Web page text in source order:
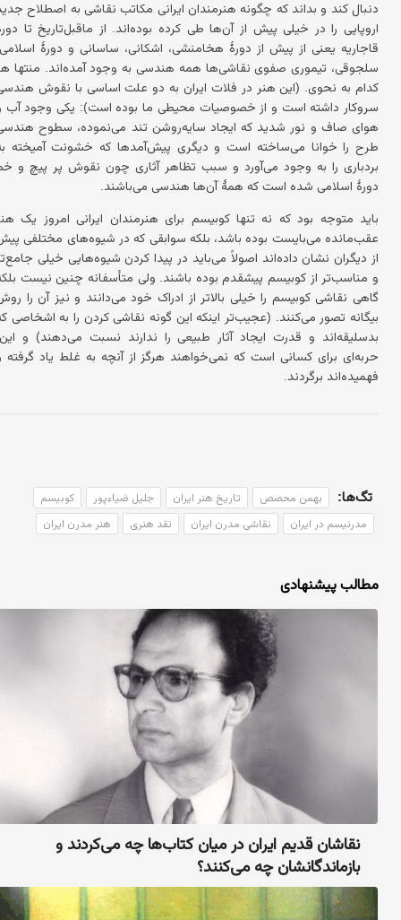
دنبال کند و بداند که چگونه هنرمندان ایرانی مکاتب نقاشی به اصطلاح
اروپایی را در خیلی پیش از آن‌ها طی کرده بوده‌اند. از ماقبل‌تاریخ تا
قاجاریه یعنی از پیش از دورهٔ هخامنشی، اشکانی، ساسانی و دورهٔ
سلجوقی، تیموری صفوی نقاشی‌ها همه هندسی به وجود آمده‌اند. منتها
کدام به نحوی. (این هنر در فلات ایران به دو علت اساسی با نقوش
سروکار داشته است و از خصوصیات محیطی ما بوده است): یکی وجود آب
هوای صاف و نور شدید که ایجاد سایه‌روشن تند می‌نموده، سطوح
طرح را خوانا می‌ساخته است و دیگری پیش‌آمدها که خشونت آمیخته
بردباری را به وجود می‌آورد و سبب تظاهر آثاری چون نقوش پر پیچ و
دورهٔ اسلامی شده است که همهٔ آن‌ها هندسی می‌باشند.
باید متوجه بود که نه تنها کوبیسم برای هنرمندان ایرانی امروز یک
عقب‌مانده می‌بایست بوده باشد، بلکه سوابقی که در شیوه‌های مختلفی
از دیگران نشان داده‌اند اصولاً می‌باید در پیدا کردن شیوه‌هایی خیلی
و مناسب‌تر از کوبیسم پیشقدم بوده باشند. ولی متأسفانه چنین نیست
گاهی نقاشی کوبیسم را خیلی بالاتر از ادراک خود می‌دانند و نیز آن را
بیگانه تصور می‌کنند. (عجیب‌تر اینکه این گونه نقاشی کردن را به اشخاصی
بدسلیقه‌اند و قدرت ایجاد آثار طبیعی را ندارند نسبت می‌دهند) و
حربه‌ای برای کسانی است که نمی‌خواهند هرگز از آنچه به غلط یاد گرفته
فهمیده‌اند برگردند.
تگ‌ها: بهمن محصص تاریخ هنر ایران جلیل ضیاءپور کوبیسم
مدرنیسم در ایران نقاشی مدرن ایران نقد هنری هنر مدرن ایران
مطالب پیشنهادی
نقاشان قدیم ایران در میان کتاب‌ها چه می‌کردند و
بازماندگانشان چه می‌کنند؟